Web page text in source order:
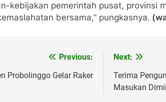
kebijakan pemerintah pusat, provinsi
bersama,” pungkasnya.
Previous:
Probolinggo Gelar Raker
Next:
Terima
Masukan